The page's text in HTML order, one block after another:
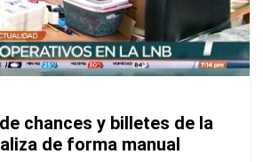
chances y billetes de la
de forma manual